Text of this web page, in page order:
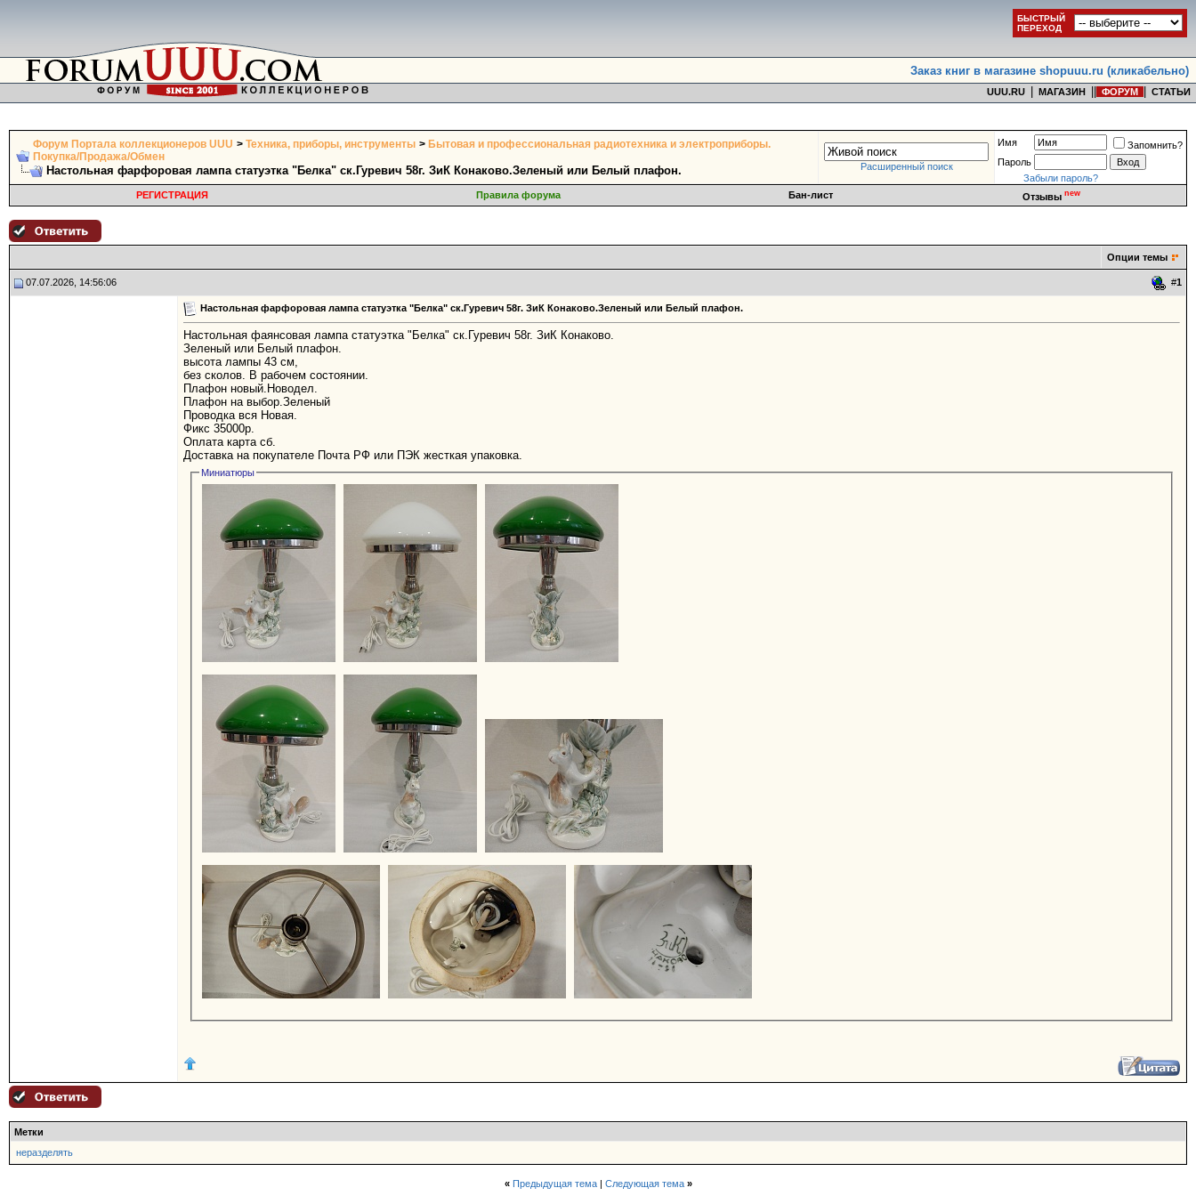
БЫСТРЫЙ
ПЕРЕХОД
Заказ книг в магазине shopuuu.ru (кликабельно)
UUU.RU МАГАЗИН ФОРУМ СТАТЬИ
Форум Портала коллекционеров UUU > Техника, приборы, инструменты > Бытовая и профессиональная радиотехника и электроприборы.
Покупка/Продажа/Обмен
Настольная фарфоровая лампа статуэтка "Белка" ск.Гуревич 58г. ЗиК Конаково.Зеленый или Белый плафон. Расширенный поиск
Имя
Запомнить?
Пароль
Забыли пароль?
РЕГИСТРАЦИЯ
Правила форума Бан-лист Отзывы new
Опции темы
07.07.2026, 14:56:06 #1
Настольная фарфоровая лампа статуэтка "Белка" ск.Гуревич 58г. ЗиК Конаково.Зеленый или Белый плафон.
Настольная фаянсовая лампа статуэтка "Белка" ск.Гуревич 58г. ЗиК Конаково.
Зеленый или Белый плафон.
высота лампы 43 см,
без сколов. В рабочем состоянии.
Плафон новый.Новодел.
Плафон на выбор.Зеленый
Проводка вся Новая.
Фикс 35000р.
Оплата карта сб.
Доставка на покупателе Почта РФ или ПЭК жесткая упаковка.
Миниатюры
Метки
неразделять
« Предыдущая тема| Следующая тема »